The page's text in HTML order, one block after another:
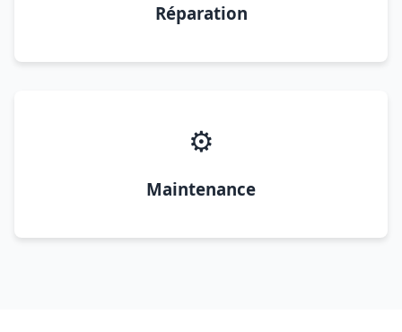
Réparation
⚙️
Maintenance